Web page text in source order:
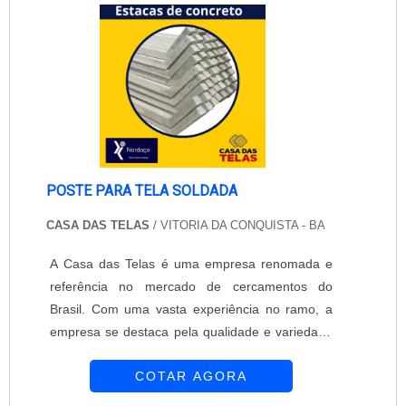
para garantir segurança e beleza ao seu espaço.
centros comerciais e condomínios. Benefícios
da grade de ferro galvani....
POSTE PARA TELA SOLDADA
CASA DAS TELAS / VITORIA DA CONQUISTA - BA
A Casa das Telas é uma empresa renomada e
referência no mercado de cercamentos do
Brasil. Com uma vasta experiência no ramo, a
empresa se destaca pela qualidade e variedade
completas para cercamentos residenciais,
COTAR AGORA